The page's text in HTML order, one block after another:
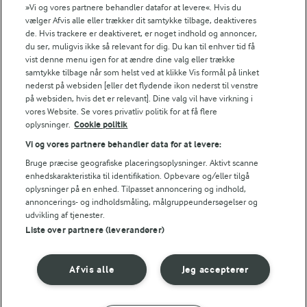
Fødevarestyrelsens smiley-rapporter for Lurpak PB
Følg
© 2026 Arla Foods
Vælg en anden cookies
Betingelser for brug
»Vi og vores partnere behandler datafor at levere«. Hvis du
vælger Afvis alle eller trækker dit samtykke tilbage, deaktiveres
de. Hvis trackere er deaktiveret, er noget indhold og annoncer,
du ser, muligvis ikke så relevant for dig. Du kan til enhver tid få
vist denne menu igen for at ændre dine valg eller trække
samtykke tilbage når som helst ved at klikke Vis formål på linket
nederst på websiden [eller det flydende ikon nederst til venstre
på websiden, hvis det er relevant]. Dine valg vil have virkning i
vores Website. Se vores privatliv politik for at få flere
oplysninger. Cookie politik
Vi og vores partnere behandler data for at levere:
Bruge præcise geografiske placeringsoplysninger. Aktivt scanne
enhedskarakteristika til identifikation. Opbevare og/eller tilgå
oplysninger på en enhed. Tilpasset annoncering og indhold,
annoncerings- og indholdsmåling, målgruppeundersøgelser og
udvikling af tjenester.
Liste over partnere (leverandører)
Jeg accepterer
Afvis alle